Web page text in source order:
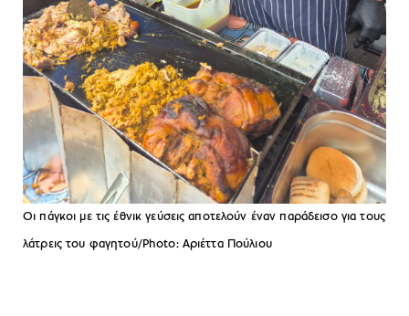
Οι πάγκοι με τις έθνικ γεύσεις αποτελούν έναν παράδεισο για τους
λάτρεις του φαγητού/Photo: Aριέττα Πούλιου